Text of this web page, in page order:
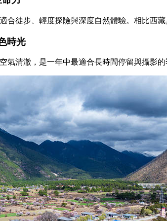
合徒步、輕度探險與深度自然體驗。相比西
時光
氣清澈，是一年中最適合長時間停留與攝影的